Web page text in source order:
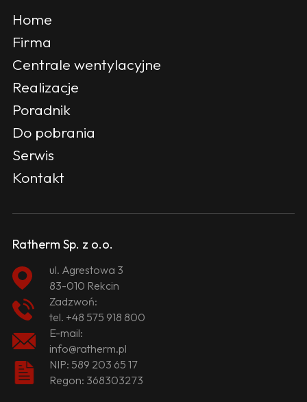
Home
Firma
Centrale wentylacyjne
Realizacje
Poradnik
Do pobrania
Serwis
Kontakt
Ratherm Sp. z o.o.
ul. Agrestowa 3
83-010 Rekcin
Zadzwoń:
tel. +48 575 918 800
E-mail:
info@ratherm.pl
NIP: 589 203 65 17
Regon: 368303273